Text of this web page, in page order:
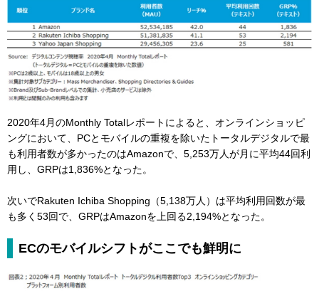
2020年4月のMonthly Totalレポートによると、オンラインショッピ
ングにおいて、PCとモバイルの重複を除いたトータルデジタルで最
も利用者数が多かったのはAmazonで、5,253万人が月に平均44回利
用し、GRPは1,836%となった。
次いでRakuten Ichiba Shopping（5,138万人）は平均利用回数が最
も多く53回で、GRPはAmazonを上回る2,194%となった。
ECのモバイルシフトがここでも鮮明に